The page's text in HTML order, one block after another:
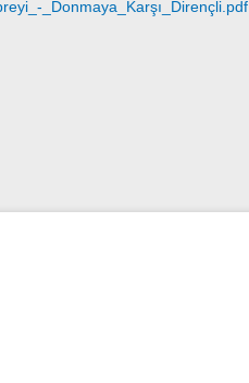
_Donmaya_Karşı_Dirençli.pdf